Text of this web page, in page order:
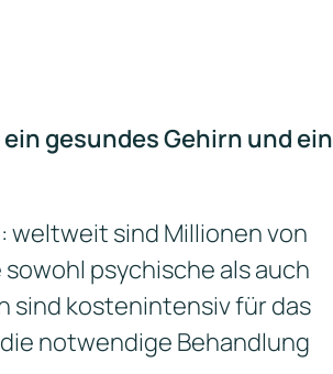
gesundes Gehirn und ein
weltweit sind Millionen von
psychische als auch
sind kostenintensiv für das
notwendige Behandlung